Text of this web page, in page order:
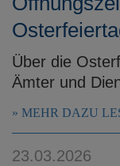
Über die
Ämter und
MEHR DAZU
23.03.2026